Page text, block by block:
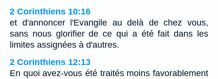
2 Corinthiens 10:16
et d'annoncer l'Evangile au delà de chez vous,
sans nous glorifier de ce qui a été fait dans les
limites assignées à d'autres.
2 Corinthiens 12:13
En quoi avez-vous été traités moins favorablement